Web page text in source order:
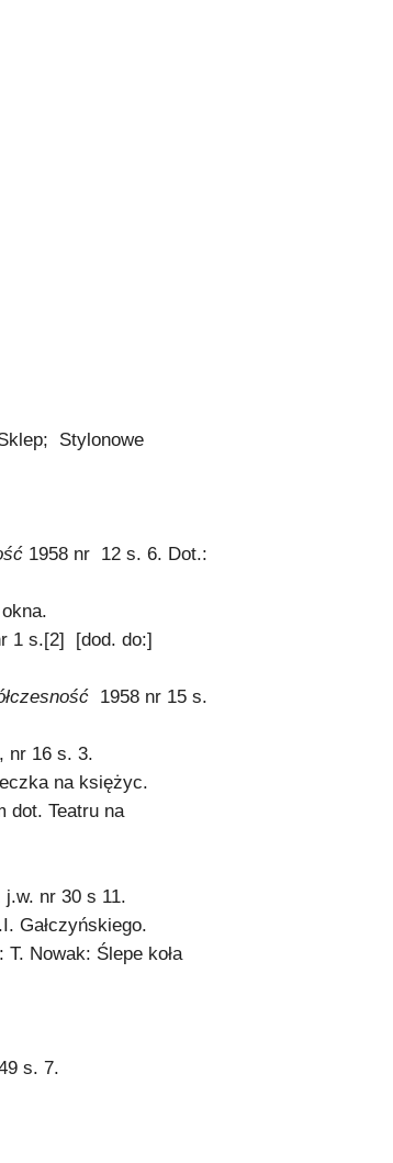
Stylonowe
1958 nr 12 s. 6. Dot.:
1 s.[2] [dod. do:]
1958 nr 15 s.
nr 16 s. 3.
na księżyc.
dot. Teatru na
nr 30 s 11.
Gałczyńskiego.
Nowak: Ślepe koła
s. 7.